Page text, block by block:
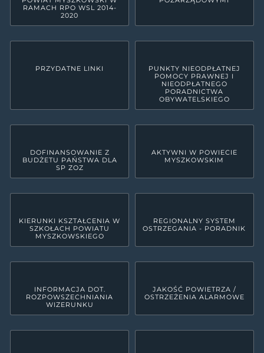
RAMACH RPO WSL 2014-
2020
PRZYDATNE LINKI
PUNKTY NIEODPŁATNEJ
POMOCY PRAWNEJ I
NIEODPŁATNEGO
PORADNICTWA
OBYWATELSKIEGO
DOFINANSOWANIE Z
BUDŻETU PAŃSTWA DLA
SP ZOZ
AKTYWNI W POWIECIE
MYSZKOWSKIM
KIERUNKI KSZTAŁCENIA W
SZKOŁACH POWIATU
MYSZKOWSKIEGO
REGIONALNY SYSTEM
OSTRZEGANIA - PORADNIK
INFORMACJA DOT.
ROZPOWSZECHNIANIA
WIZERUNKU
JAKOŚĆ POWIETRZA /
OSTRZEŻENIA ALARMOWE